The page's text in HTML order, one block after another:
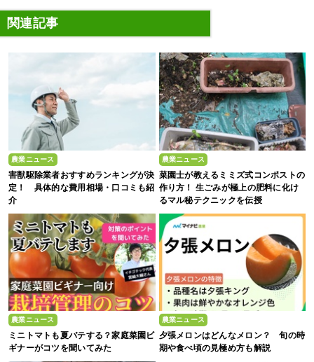
関連記事
農業ニュース
害獣駆除業者おすすめランキングが決
定！ 具体的な費用相場・口コミも紹
介
農業ニュース
菜園士が教えるミミズ式コンポストの
作り方！ 生ごみが極上の肥料に化け
るマル秘テクニックを伝授
農業ニュース
ミニトマトも夏バテする？家庭菜園ビ
ギナーがコツを聞いてみた
農業ニュース
夕張メロンはどんなメロン？ 旬の時
期や食べ頃の見極め方も解説